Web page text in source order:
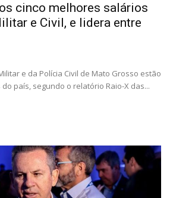
cinco melhores salários
e Civil, e lidera entre
e da Polícia Civil de Mato Grosso estão
país, segundo o relatório Raio-X das...